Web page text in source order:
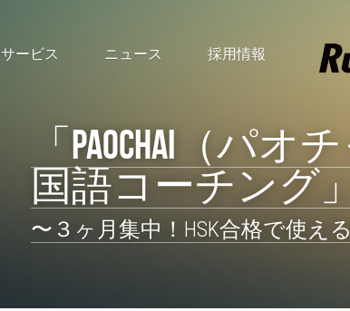
サービス ニュース 採用情報
「PaoChai（パ
国語コーチング
〜３ヶ月集中！HSK合格で使え